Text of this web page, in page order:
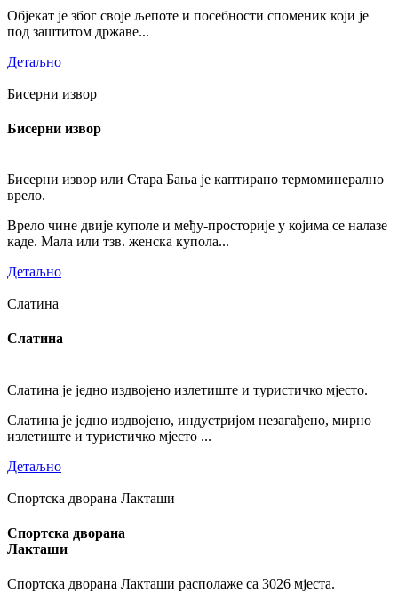
Објекат је због своје љепоте и посебности споменик који је
под заштитом државе...
Детаљно
Бисерни извор
Бисерни извор
Бисерни извор или Стара Бања је каптирано термоминерално
врело.
Врело чине двије куполе и међу-просторије у којима се налазе
каде. Мала или тзв. женска купола...
Детаљно
Слатина
Слатина
Слатина је једно издвојено излетиште и туристичко мјесто.
Слатина је једно издвојено, индустријом незагађено, мирно
излетиште и туристичко мјесто ...
Детаљно
Спортска дворана Лакташи
Спортска дворана
Лакташи
Спортска дворана Лакташи располаже са 3026 мјеста.